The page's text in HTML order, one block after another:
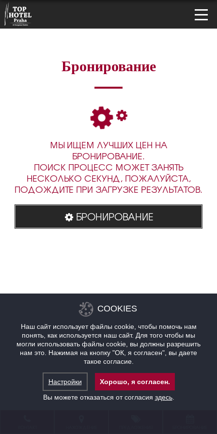
Бронирование
МЫ ИЩЕМ ЛУЧШИХ ЦЕН НА
БРОНИРОВАНИЕ.
ПОИСК ПРОЦЕСС МОЖЕТ ЗАНЯТЬ
НЕСКОЛЬКО СЕКУНД, ПОЖАЛУЙСТА,
ПОДОЖДИТЕ ПРИ ЗАГРУЗКЕ РЕЗУЛЬТАТОВ.
БРОНИРОВАНИЕ
COOKIES
Наш сайт использует файлы cookie, чтобы помочь нам
понять, как используется наш сайт. Для того чтобы мы
могли использовать файлы cookie, вы должны разрешить
нам это. Нажимая на кнопку "ОК, я согласен", вы даете
такое согласие.
Настройки
Хорошо, я согласен.
Вы можете отказаться от согласия здесь.